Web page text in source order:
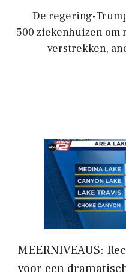
De regering-
500 ziekenhuizen
verstrekken,
MEERNIVEAUS:
voor een